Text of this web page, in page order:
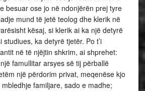
besuar ose jo në ndonjërën prej tyre
mund të jetë teolog dhe klerik në
kësaj, si klerik ai ka një detyrë
ka detyrë tjetër. Po t’i
në të njëjtin shkrim, ai shprehet:
famullitar arsyes së tij përballë
një përdorim privat, meqenëse kjo
familjare, sado e madhe;